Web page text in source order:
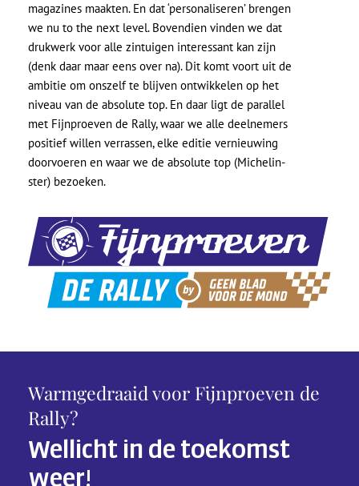
Geen producten in de
winkelwagen.
magazines maakten. En dat ‘personaliseren’ brengen
we nu to the next level. Bovendien vinden we dat
drukwerk voor alle zintuigen interessant kan zijn
(denk daar maar eens over na). Dit komt voort uit de
ambitie om onszelf te blijven ontwikkelen op het
niveau van de absolute top. En daar ligt de parallel
met Fijnproeven de Rally, waar we alle deelnemers
positief willen verrassen, elke editie vernieuwing
doorvoeren en waar we de absolute top (Michelin-
ster) bezoeken.
Warmgedraaid voor Fijnproeven de
Rally?
Wellicht in de toekomst
weer!